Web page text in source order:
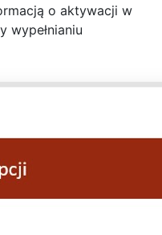
o aktywacji w
wypełnianiu